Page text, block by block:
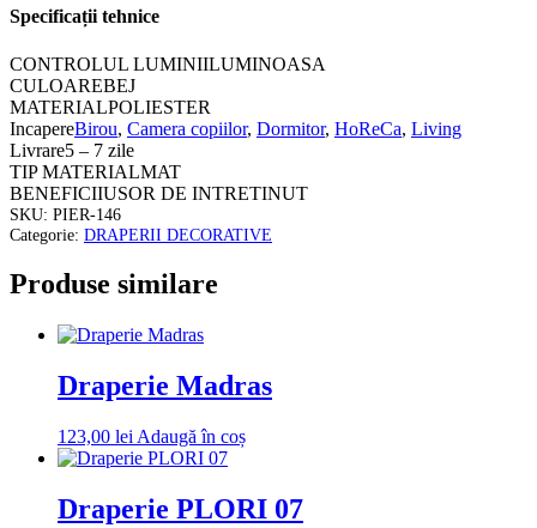
Specificații tehnice
CONTROLUL LUMINIILUMINOASA
CULOAREBEJ
MATERIALPOLIESTER
IncapereBirou, Camera copiilor, Dormitor, HoReCa, Living
Livrare5 – 7 zile
TIP MATERIALMAT
BENEFICIIUSOR DE INTRETINUT
SKU: PIER-146
Categorie: DRAPERII DECORATIVE
Produse similare
Draperie Madras
123,00 lei Adaugă în coș
Draperie PLORI 07